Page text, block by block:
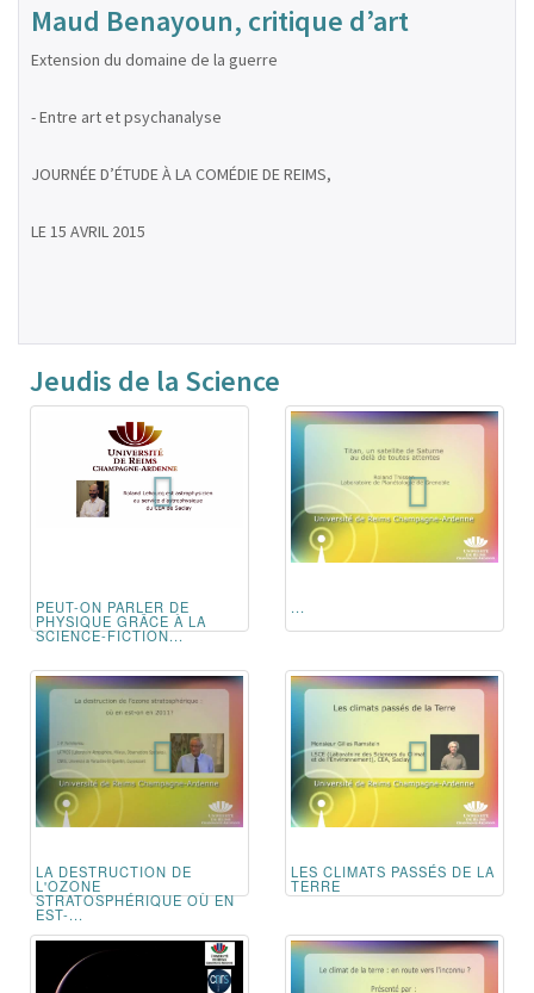
Maud Benayoun, critique d’art
Extension du domaine de la guerre
- Entre art et psychanalyse
JOURNÉE D’ÉTUDE À LA COMÉDIE DE REIMS,
LE 15 AVRIL 2015
Jeudis de la Science
PEUT-ON PARLER DE
PHYSIQUE GRÂCE À LA
SCIENCE-FICTION...
...
LA DESTRUCTION DE
L'OZONE
STRATOSPHÉRIQUE OÙ EN
EST-...
LES CLIMATS PASSÉS DE LA
TERRE